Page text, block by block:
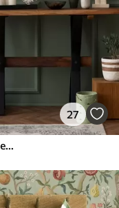
27
Strisce verdi con intervalli bianchi e linee sottili